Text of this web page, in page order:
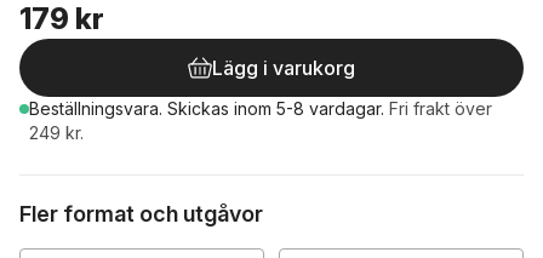
179 kr
Lägg i varukorg
Beställningsvara. Skickas inom 5-8 vardagar. Fri frakt över
249 kr.
Fler format och utgåvor